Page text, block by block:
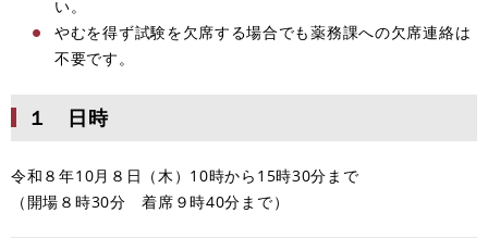
い。
やむを得ず試験を欠席する場合でも薬務課への欠席連絡は
不要です。
１ 日時
令和８年10月８日（木）10時から15時30分まで
（開場８時30分 着席９時40分まで）